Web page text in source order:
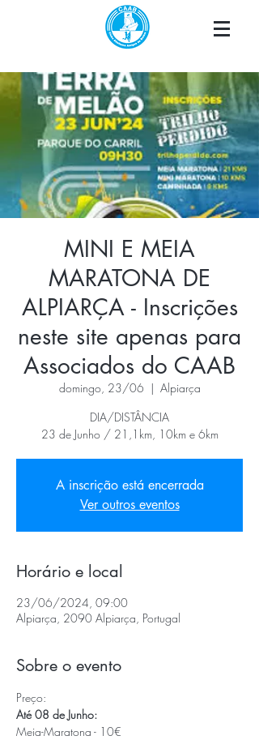
MINI E MEIA
MARATONA DE
ALPIARÇA - Inscrições
neste site apenas para
Associados do CAAB
domingo, 23/06
  |
Alpiarça
DIA/DISTÂNCIA
23 de Junho / 21,1km, 10km e 6km
A inscrição está encerrada
Ver outros eventos
Horário e local
23/06/2024, 09:00
Alpiarça, 2090 Alpiarça, Portugal
Sobre o evento
Preço:
Até 08 de Junho:
Meia-Maratona - 10€